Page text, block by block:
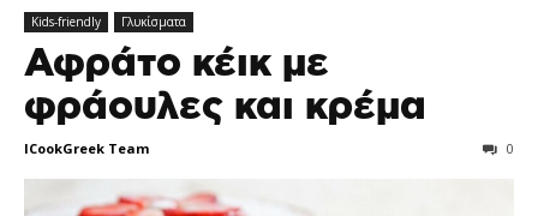
Kids-friendly Γλυκίσματα
Αφράτο κέικ με
φράουλες και κρέμα
ICookGreek Team 0